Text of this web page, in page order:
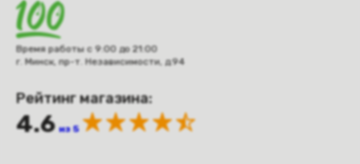
Время работы с 9:00 до 21:00
г. Минск, пр-т. Независимости, д.94
Рейтинг магазина:
4.6 из 5